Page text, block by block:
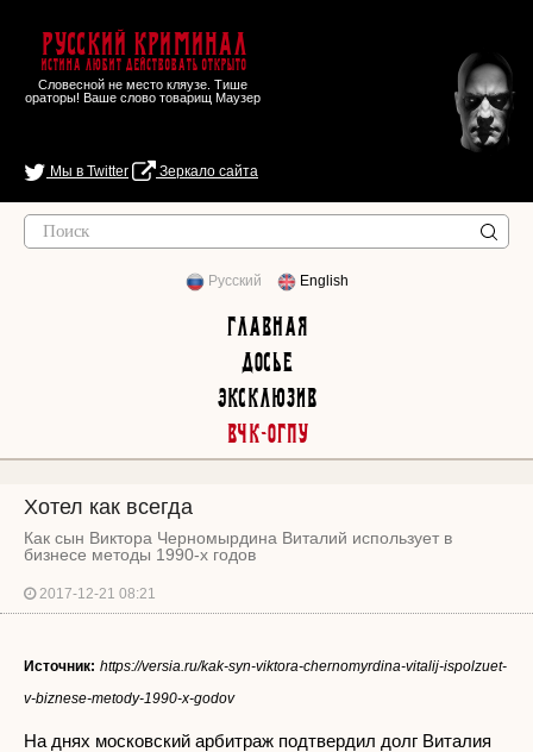
Русский Криминал
Истина любит действовать открыто
Словесной не место кляузе. Тише
ораторы! Ваше слово товарищ Маузер
Мы в Twitter Зеркало сайта
Русский English
Главная
Досье
Эксклюзив
ВЧК-ОГПУ
Хотел как всегда
Как сын Виктора Черномырдина Виталий использует в
бизнесе методы 1990-х годов
2017-12-21 08:21
Источник: https://versia.ru/kak-syn-viktora-chernomyrdina-vitalij-ispolzuet-
v-biznese-metody-1990-x-godov
На днях московский арбитраж подтвердил долг Виталия